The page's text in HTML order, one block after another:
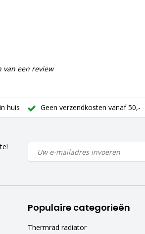
van een review
huis Geen verzendkosten vanaf 50,-
Populaire categorieën
Thermrad radiator